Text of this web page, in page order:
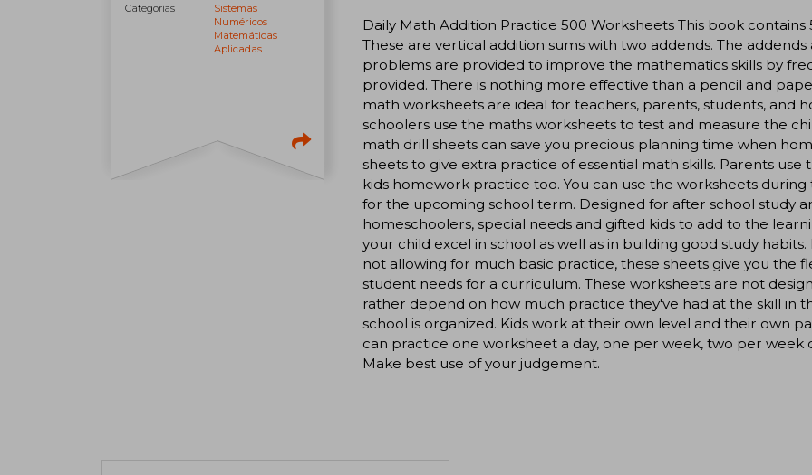
Categorías
Sistemas
Numéricos
Matemáticas
Aplicadas
Daily Math Addition Practice 500 Worksheets This book
These are vertical addition sums with two addends. The
problems are provided to improve the mathematics skills by
provided. There is nothing more effective than a pencil and
math worksheets are ideal for teachers, parents, students, and
schoolers use the maths worksheets to test and measure the
math drill sheets can save you precious planning time when
sheets to give extra practice of essential math skills. Parents
kids homework practice too. You can use the worksheets
for the upcoming school term. Designed for after school study
homeschoolers, special needs and gifted kids to add to the
your child excel in school as well as in building good study
not allowing for much basic practice, these sheets give you the
student needs for a curriculum. These worksheets are not
rather depend on how much practice they've had at the skill in
school is organized. Kids work at their own level and their own
can practice one worksheet a day, one per week, two per week
Make best use of your judgement.